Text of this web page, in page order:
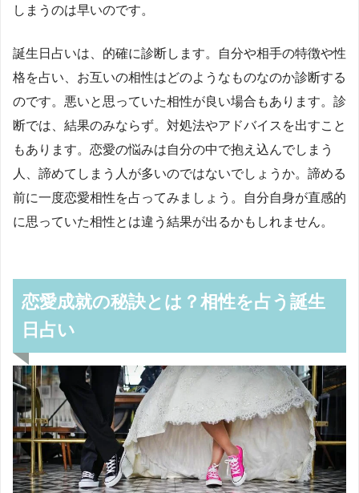
しまうのは早いのです。
誕生日占いは、的確に診断します。自分や相手の特徴や性
格を占い、お互いの相性はどのようなものなのか診断する
のです。悪いと思っていた相性が良い場合もあります。診
断では、結果のみならず。対処法やアドバイスを出すこと
もあります。恋愛の悩みは自分の中で抱え込んでしまう
人、諦めてしまう人が多いのではないでしょうか。諦める
前に一度恋愛相性を占ってみましょう。自分自身が直感的
に思っていた相性とは違う結果が出るかもしれません。
恋愛成就の秘訣とは？相性を占う誕生
日占い